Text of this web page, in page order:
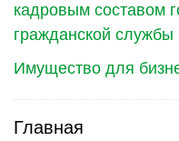
кадровым составом
гражданской
Имущество для
Главная